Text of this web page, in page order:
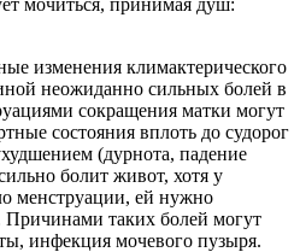
изменения климактерического
неожиданно сильных болей в
сокращения матки могут
состояния вплоть до судорог
(дурнота, падение
болит живот, хотя у
менструации, ей нужно
Причинами таких болей могут
инфекция мочевого пузыря.